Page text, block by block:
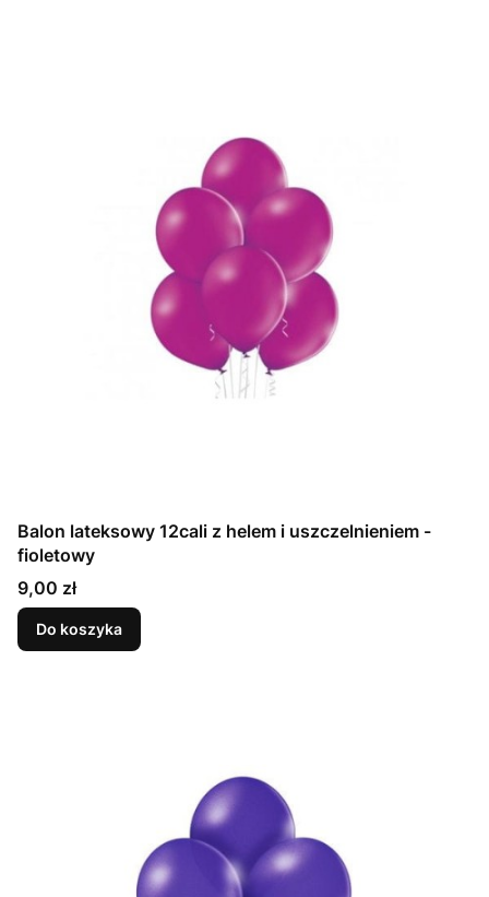
Balon lateksowy 12cali z helem i uszczelnieniem -
fioletowy
Cena
9,00 zł
Do koszyka